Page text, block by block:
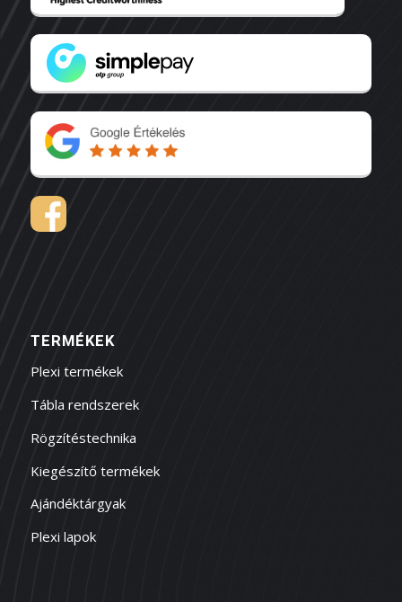
TERMÉKEK
Plexi termékek
Tábla rendszerek
Rögzítéstechnika
Kiegészítő termékek
Ajándéktárgyak
Plexi lapok